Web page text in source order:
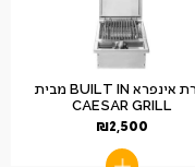
כירת אינפרא BUILT IN מבית
CAESAR GRILL
₪2,500